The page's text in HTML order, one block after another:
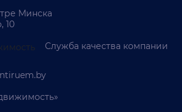
Минска
10
Служба качества компании